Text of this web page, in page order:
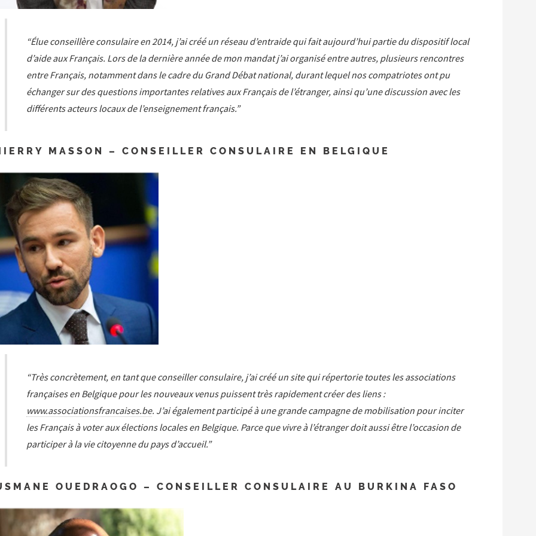
“Élue conseillère consulaire en 2014, j’ai créé un réseau d’entraide qui fait aujourd’hui partie du dispositif local
d’aide aux Français. Lors de la dernière année de mon mandat j’ai organisé entre autres, plusieurs rencontres
entre Français, notamment dans le cadre du Grand Débat national, durant lequel nos compatriotes ont pu
échanger sur des questions importantes relatives aux Français de l’étranger, ainsi qu’une discussion avec les
différents acteurs locaux de l’enseignement français.”
MASSON – CONSEILLER CONSULAIRE EN BELGIQUE
“Très concrètement, en tant que conseiller consulaire, j’ai créé un site qui répertorie toutes les associations
françaises en Belgique pour les nouveaux venus puissent très rapidement créer des liens :
www.associationsfrancaises.be. J’ai également participé à une grande campagne de mobilisation pour inciter
les Français à voter aux élections locales en Belgique. Parce que vivre à l’étranger doit aussi être l’occasion de
participer à la vie citoyenne du pays d’accueil.”
OUEDRAOGO – CONSEILLER CONSULAIRE AU BURKINA FASO